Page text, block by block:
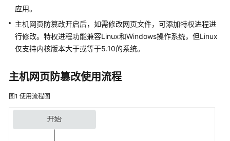
御
应
防
主
应用。
主机网页防篡改开启后，如需修改网页文件，可添加特权进程进
行修改。特权进程功能兼容Linux和Windows操作系统，但Linux
仅支持内核版本大于或等于5.10的系统。
主机网页防篡改使用流程
图1 使用流程图